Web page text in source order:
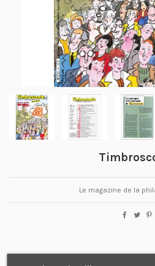
Le magazine de la